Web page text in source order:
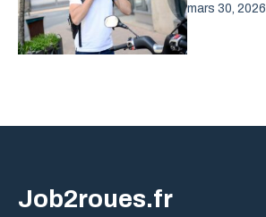
mars 30, 2026
Job2roues.fr